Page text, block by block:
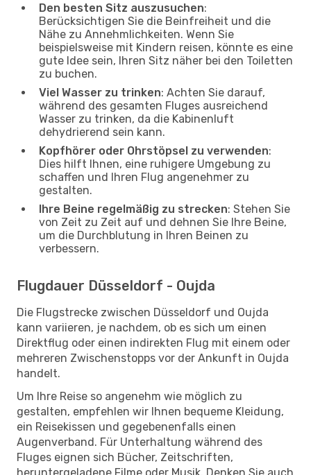
Den besten Sitz auszusuchen:
Berücksichtigen Sie die Beinfreiheit und die
Nähe zu Annehmlichkeiten. Wenn Sie
beispielsweise mit Kindern reisen, könnte es eine
gute Idee sein, Ihren Sitz näher bei den Toiletten
zu buchen.
Viel Wasser zu trinken: Achten Sie darauf,
während des gesamten Fluges ausreichend
Wasser zu trinken, da die Kabinenluft
dehydrierend sein kann.
Kopfhörer oder Ohrstöpsel zu verwenden:
Dies hilft Ihnen, eine ruhigere Umgebung zu
schaffen und Ihren Flug angenehmer zu
gestalten.
Ihre Beine regelmäßig zu strecken: Stehen Sie
von Zeit zu Zeit auf und dehnen Sie Ihre Beine,
um die Durchblutung in Ihren Beinen zu
verbessern.
Flugdauer Düsseldorf - Oujda
Die Flugstrecke zwischen Düsseldorf und Oujda
kann variieren, je nachdem, ob es sich um einen
Direktflug oder einen indirekten Flug mit einem oder
mehreren Zwischenstopps vor der Ankunft in Oujda
handelt.
Um Ihre Reise so angenehm wie möglich zu
gestalten, empfehlen wir Ihnen bequeme Kleidung,
ein Reisekissen und gegebenenfalls einen
Augenverband. Für Unterhaltung während des
Fluges eignen sich Bücher, Zeitschriften,